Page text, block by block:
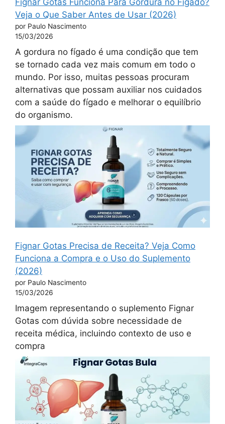
Fignar Gotas Funciona Para Gordura no Fígado?
Veja o Que Saber Antes de Usar (2026)
por Paulo Nascimento
15/03/2026
A gordura no fígado é uma condição que tem
se tornado cada vez mais comum em todo o
mundo. Por isso, muitas pessoas procuram
alternativas que possam auxiliar nos cuidados
com a saúde do fígado e melhorar o equilíbrio
do organismo.
Fignar Gotas Precisa de Receita? Veja Como
Funciona a Compra e o Uso do Suplemento
(2026)
por Paulo Nascimento
15/03/2026
Imagem representando o suplemento Fignar
Gotas com dúvida sobre necessidade de
receita médica, incluindo contexto de uso e
compra